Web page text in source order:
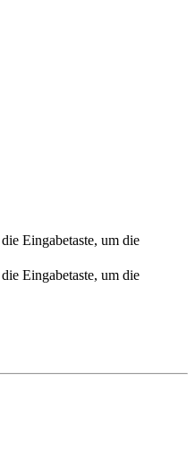
Eingabetaste, um die
Eingabetaste, um die